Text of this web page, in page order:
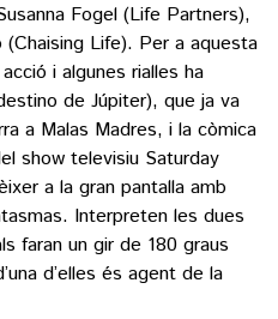
Fogel (Life Partners),
Life). Per a aquesta
i algunes rialles ha
de Júpiter), que ja va
a Malas Madres, i la còmica
show televisiu Saturday
a la gran pantalla amb
Interpreten les dues
faran un gir de 180 graus
d’elles és agent de la